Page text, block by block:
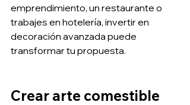
emprendimiento, un restaurante o
trabajes en hotelería, invertir en
decoración avanzada puede
transformar tu propuesta.
Crear arte comestible